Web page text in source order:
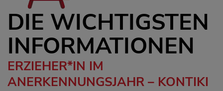
DIE WICHTIGSTEN
INFORMATIONEN
ERZIEHER*IN IM
ANERKENNUNGSJAHR – KONTIKI